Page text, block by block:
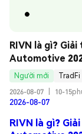
RIVN là gì?
Automotive
Người mới
TradFi
2026-08-07
10-
2026-08-07
RIVN là gì?